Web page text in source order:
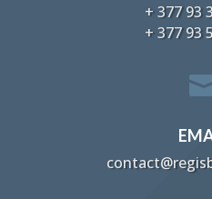
+ 377 93
+ 377 93